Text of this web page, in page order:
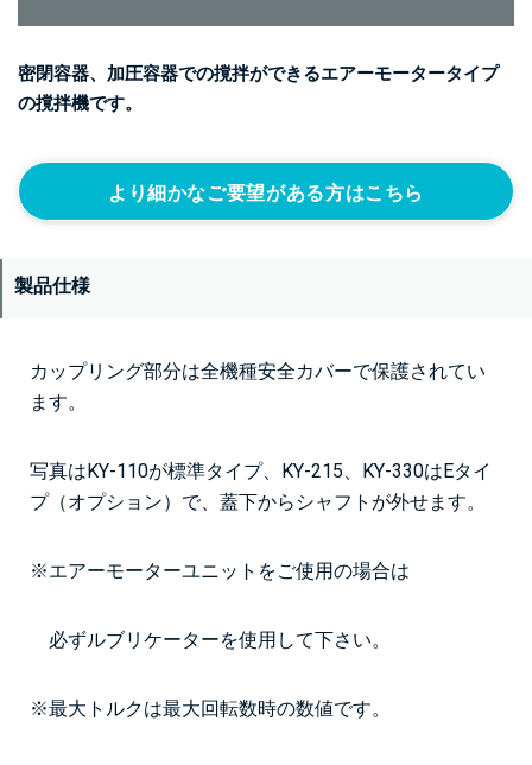
密閉容器、加圧容器での撹拌ができるエアーモータータイプ
の撹拌機です。
より細かなご要望がある方はこちら
製品仕様
カップリング部分は全機種安全カバーで保護されてい
ます。
写真はKY-110が標準タイプ、KY-215、KY-330はEタイ
プ（オプション）で、蓋下からシャフトが外せます。
※エアーモーターユニットをご使用の場合は
必ずルブリケーターを使用して下さい。
※最大トルクは最大回転数時の数値です。